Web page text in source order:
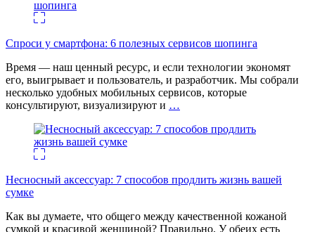
Спроси у смартфона: 6 полезных cервисов шопинга
Время — наш ценный ресурс, и если технологии экономят
его, выигрывает и пользователь, и разработчик. Мы собрали
несколько удобных мобильных сервисов, которые
консультируют, визуализируют и …
Несносный аксессуар: 7 способов продлить жизнь вашей
сумке
Как вы думаете, что общего между качественной кожаной
сумкой и красивой женщиной? Правильно. У обеих есть